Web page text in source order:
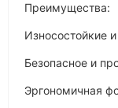
Преимущества:
Износостойкие
Безопасное и
Эргономичная